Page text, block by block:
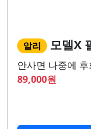
알리 모델X
안사면 나중에 후
89,000원